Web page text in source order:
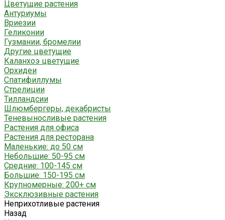
Цветущие растения
Антуриумы
Вриезии
Геликонии
Гузмании, бромелии
Другие цветущие
Каланхоэ цветущие
Орхидеи
Спатифиллумы
Стрелиции
Тилландсии
Шлюмбергеры, декабристы
Теневыносливые растения
Растения для офиса
Растения для ресторана
Маленькие: до 50 см
Небольшие: 50-95 см
Средние: 100-145 см
Большие: 150-195 см
Крупномерные: 200+ см
Эксклюзивные растения
Неприхотливые растения
Назад